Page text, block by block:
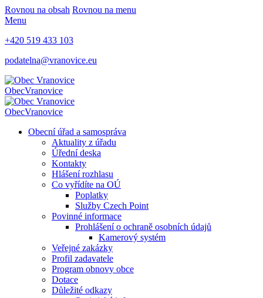
Rovnou na obsah Rovnou na menu
Menu
+420 519 433 103
podatelna@vranovice.eu
ObecVranovice
ObecVranovice
Obecní úřad a samospráva
Aktuality z úřadu
Úřední deska
Kontakty
Hlášení rozhlasu
Co vyřídíte na OÚ
Poplatky
Služby Czech Point
Povinné informace
Prohlášení o ochraně osobních údajů
Kamerový systém
Veřejné zakázky
Profil zadavatele
Program obnovy obce
Dotace
Důležité odkazy